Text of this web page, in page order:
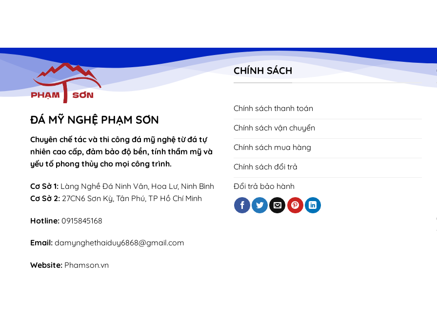
ĐÁ MỸ NGHỆ PHẠM SƠN
Chuyên chế tác và thi công đá mỹ nghệ từ đá tự
nhiên cao cấp, đảm bảo độ bền, tính thẩm mỹ và
yếu tố phong thủy cho mọi công trình.
Cơ Sở 1: Làng Nghề Đá Ninh Vân, Hoa Lư, Ninh Bình
Cơ Sở 2: 27CN6 Sơn Kỳ, Tân Phú, TP Hồ Chí Minh
Hotline: 0915845168
Email: damynghethaiduy6868@gmail.com
Website: Phamson.vn
CHÍNH SÁCH
Chính sách thanh toán
Chính sách vận chuyển
Chính sách mua hàng
Chính sách đổi trả
Đổi trả bảo hành